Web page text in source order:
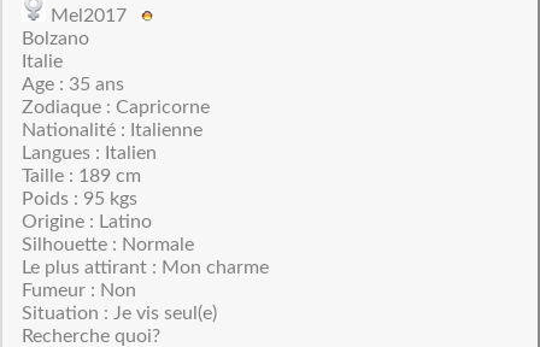
Mel2017
Bolzano
Italie
Age : 35 ans
Zodiaque : Capricorne
Nationalité : Italienne
Langues : Italien
Taille : 189 cm
Poids : 95 kgs
Origine : Latino
Silhouette : Normale
Le plus attirant : Mon charme
Fumeur : Non
Situation : Je vis seul(e)
Recherche quoi?